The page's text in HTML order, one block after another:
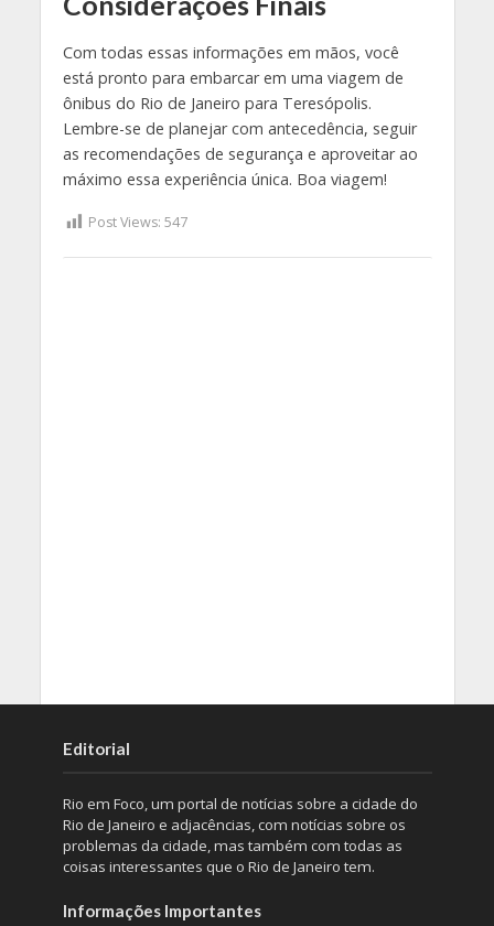
Com todas essas informações em mãos, você
está pronto para embarcar em uma viagem de
ônibus do Rio de Janeiro para Teresópolis.
Lembre-se de planejar com antecedência, seguir
as recomendações de segurança e aproveitar ao
máximo essa experiência única. Boa viagem!
Post Views: 547
Editorial
Rio em Foco, um portal de notícias sobre a cidade do
Rio de Janeiro e adjacências, com notícias sobre os
problemas da cidade, mas também com todas as
coisas interessantes que o Rio de Janeiro tem.
Informações Importantes